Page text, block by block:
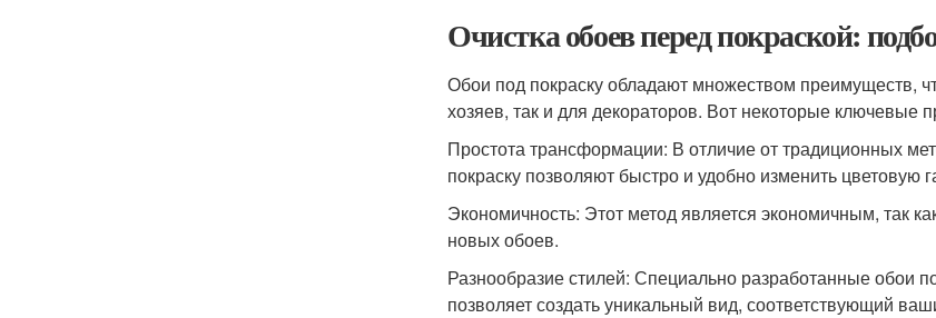
Очистка обоев перед покраской:
Обои под покраску обладают множеством преимуществ,
хозяев, так и для декораторов. Вот некоторые ключевые
Простота трансформации: В отличие от традиционных
покраску позволяют быстро и удобно изменить цветовую
Экономичность: Этот метод является экономичным, так
новых обоев.
Разнообразие стилей: Специально разработанные обои
позволяет создать уникальный вид, соответствующий